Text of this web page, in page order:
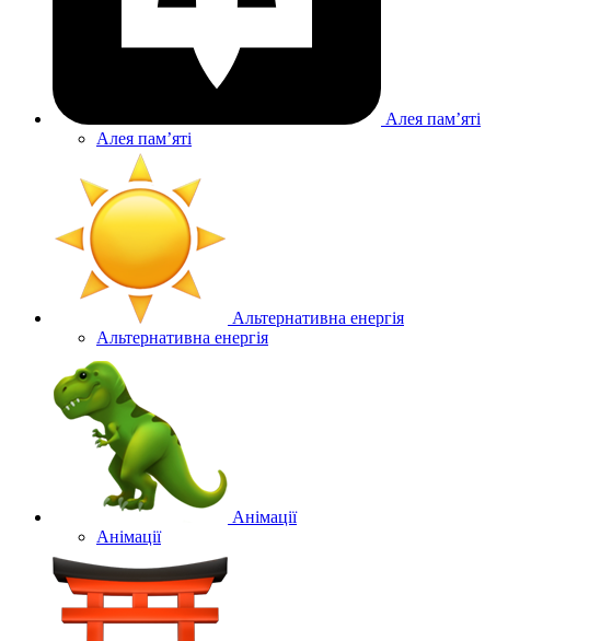
Алея памʼяті
Алея памʼяті
Альтернативна енергія
Альтернативна енергія
Анімації
Анімації